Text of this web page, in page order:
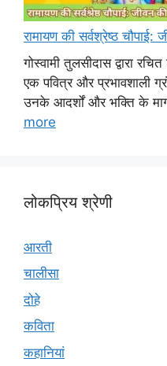
रामायण की सर्वश्रेष्ठ
गोस्वामी तुलसीदास द्वारा
एक पवित्र और प्रभावशाली
उनके आदर्शों और भक्ति के
more
लोकप्रिय श्रेणी
आरती
चालीसा
दोहे
कविता
कहानियां